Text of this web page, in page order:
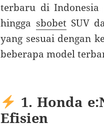
terbaru di
hingga sbobetSUV
yang sesuai dengan
beberapa model
1. Honda
Efisien